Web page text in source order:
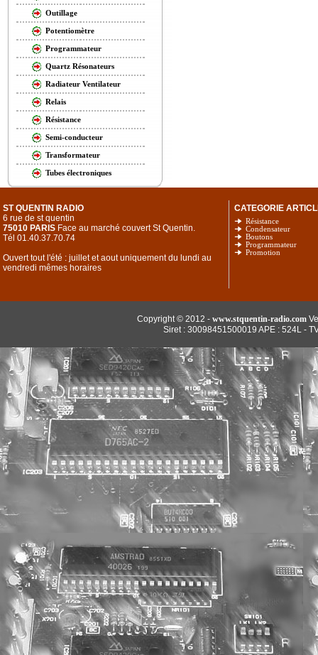
Outillage
Potentiomètre
Programmateur
Quartz Résonateurs
Radiateur Ventilateur
Relais
Résistance
Semi-conducteur
Transformateur
Tubes électroniques
ST QUENTIN RADIO
6 rue de st quentin
75010 PARIS Face au marché couvert St Quentin.
Tél 01.40.37.70.74
Ouvert tout l'été : juillet et aout uniquement du lundi au
vendredi mêmes horaires
CATEGORIE
Résistance
Condensateur
Boutons
Programmateur
Promotion
Copyright © 2012 - www.stquentin-radio.com
Siret : 30098451500019 APE : 524L -